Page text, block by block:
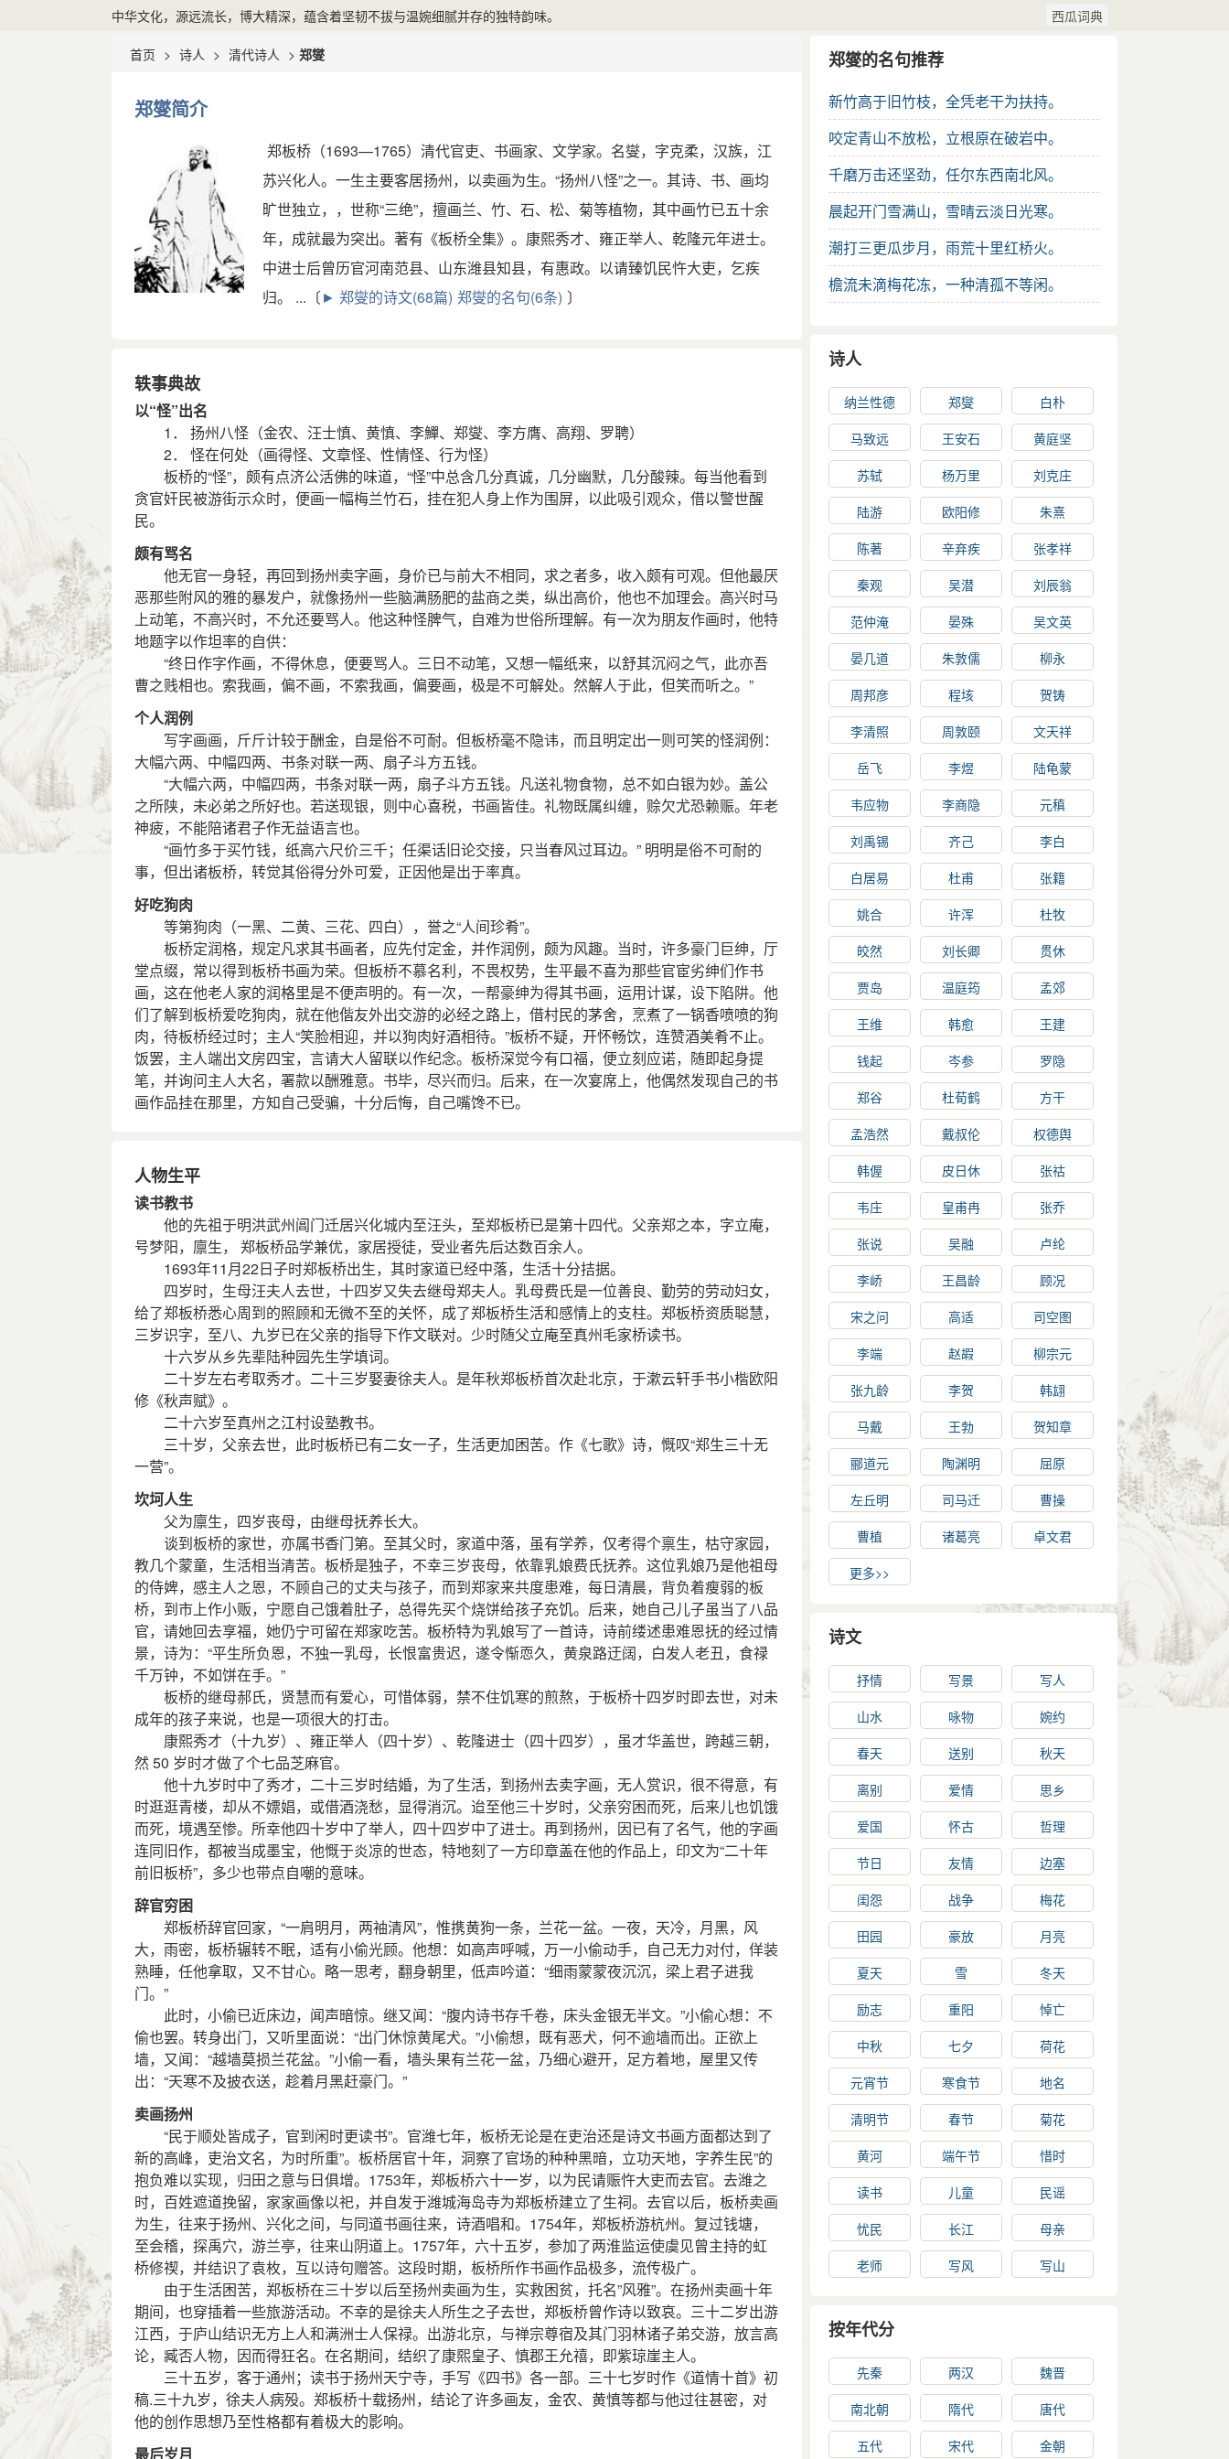
中华文化，源远流长，博大精深，蕴含着坚韧不拔与温婉细腻并存的独特韵味。 西瓜词典
首页 > 诗人 > 清代诗人 > 郑燮
郑燮简介
郑板桥（1693—1765）清代官吏、书画家、文学家。名燮，字克柔，汉族，江
苏兴化人。一生主要客居扬州，以卖画为生。“扬州八怪”之一。其诗、书、画均
旷世独立，，世称“三绝”，擅画兰、竹、石、松、菊等植物，其中画竹已五十余
年，成就最为突出。著有《板桥全集》。康熙秀才、雍正举人、乾隆元年进士。
中进士后曾历官河南范县、山东潍县知县，有惠政。以请臻饥民忤大吏，乞疾
归。 ...〔► 郑燮的诗文(68篇) 郑燮的名句(6条) 〕
轶事典故
以“怪”出名
1． 扬州八怪（金农、汪士慎、黄慎、李鱓、郑燮、李方膺、高翔、罗聘）
2． 怪在何处（画得怪、文章怪、性情怪、行为怪）
板桥的“怪”，颇有点济公活佛的味道，“怪”中总含几分真诚，几分幽默，几分酸辣。每当他看到
贪官奸民被游街示众时，便画一幅梅兰竹石，挂在犯人身上作为围屏，以此吸引观众，借以警世醒
民。
颇有骂名
他无官一身轻，再回到扬州卖字画，身价已与前大不相同，求之者多，收入颇有可观。但他最厌
恶那些附风的雅的暴发户，就像扬州一些脑满肠肥的盐商之类，纵出高价，他也不加理会。高兴时马
上动笔，不高兴时，不允还要骂人。他这种怪脾气，自难为世俗所理解。有一次为朋友作画时，他特
地题字以作坦率的自供：
“终日作字作画，不得休息，便要骂人。三日不动笔，又想一幅纸来，以舒其沉闷之气，此亦吾
曹之贱相也。索我画，偏不画，不索我画，偏要画，极是不可解处。然解人于此，但笑而听之。”
个人润例
写字画画，斤斤计较于酬金，自是俗不可耐。但板桥毫不隐讳，而且明定出一则可笑的怪润例：
大幅六两、中幅四两、书条对联一两、扇子斗方五钱。
“大幅六两，中幅四两，书条对联一两，扇子斗方五钱。凡送礼物食物，总不如白银为妙。盖公
之所陕，未必弟之所好也。若送现银，则中心喜税，书画皆佳。礼物既属纠缠，赊欠尤恐赖赈。年老
神疲，不能陪诸君子作无益语言也。
“画竹多于买竹钱，纸高六尺价三千；任渠话旧论交接，只当春风过耳边。” 明明是俗不可耐的
事，但出诸板桥，转觉其俗得分外可爱，正因他是出于率真。
好吃狗肉
等第狗肉（一黑、二黄、三花、四白），誉之“人间珍肴”。
板桥定润格，规定凡求其书画者，应先付定金，并作润例，颇为风趣。当时，许多豪门巨绅，厅
堂点缀，常以得到板桥书画为荣。但板桥不慕名利，不畏权势，生平最不喜为那些官宦劣绅们作书
画，这在他老人家的润格里是不便声明的。有一次，一帮豪绅为得其书画，运用计谋，设下陷阱。他
们了解到板桥爱吃狗肉，就在他偕友外出交游的必经之路上，借村民的茅舍，烹煮了一锅香喷喷的狗
肉，待板桥经过时；主人“笑脸相迎，并以狗肉好酒相待。”板桥不疑，开怀畅饮，连赞酒美肴不止。
饭罢，主人端出文房四宝，言请大人留联以作纪念。板桥深觉今有口福，便立刻应诺，随即起身提
笔，并询问主人大名，署款以酬雅意。书毕，尽兴而归。后来，在一次宴席上，他偶然发现自己的书
画作品挂在那里，方知自己受骗，十分后悔，自己嘴馋不已。
人物生平
读书教书
他的先祖于明洪武州阊门迁居兴化城内至汪头，至郑板桥已是第十四代。父亲郑之本，字立庵，
号梦阳，廪生， 郑板桥品学兼优，家居授徒，受业者先后达数百余人。
1693年11月22日子时郑板桥出生，其时家道已经中落，生活十分拮据。
四岁时，生母汪夫人去世，十四岁又失去继母郑夫人。乳母费氏是一位善良、勤劳的劳动妇女，
给了郑板桥悉心周到的照顾和无微不至的关怀，成了郑板桥生活和感情上的支柱。郑板桥资质聪慧，
三岁识字，至八、九岁已在父亲的指导下作文联对。少时随父立庵至真州毛家桥读书。
十六岁从乡先辈陆种园先生学填词。
二十岁左右考取秀才。二十三岁娶妻徐夫人。是年秋郑板桥首次赴北京，于漱云轩手书小楷欧阳
修《秋声赋》。
二十六岁至真州之江村设塾教书。
三十岁，父亲去世，此时板桥已有二女一子，生活更加困苦。作《七歌》诗，慨叹“郑生三十无
一营”。
坎坷人生
父为廪生，四岁丧母，由继母抚养长大。
谈到板桥的家世，亦属书香门第。至其父时，家道中落，虽有学养，仅考得个禀生，枯守家园，
教几个蒙童，生活相当清苦。板桥是独子，不幸三岁丧母，依靠乳娘费氏抚养。这位乳娘乃是他祖母
的侍婢，感主人之恩，不顾自己的丈夫与孩子，而到郑家来共度患难，每日清晨，背负着瘦弱的板
桥，到市上作小贩，宁愿自己饿着肚子，总得先买个烧饼给孩子充饥。后来，她自己儿子虽当了八品
官，请她回去享福，她仍宁可留在郑家吃苦。板桥特为乳娘写了一首诗，诗前缕述患难恩抚的经过情
景，诗为：“平生所负恩，不独一乳母，长恨富贵迟，遂令惭恧久，黄泉路迂阔，白发人老丑，食禄
千万钟，不如饼在手。”
板桥的继母郝氏，贤慧而有爱心，可惜体弱，禁不住饥寒的煎熬，于板桥十四岁时即去世，对未
成年的孩子来说，也是一项很大的打击。
康熙秀才（十九岁）、雍正举人（四十岁）、乾隆进士（四十四岁），虽才华盖世，跨越三朝，
然 50 岁时才做了个七品芝麻官。
他十九岁时中了秀才，二十三岁时结婚，为了生活，到扬州去卖字画，无人赏识，很不得意，有
时逛逛青楼，却从不嫖娼，或借酒浇愁，显得消沉。迨至他三十岁时，父亲穷困而死，后来儿也饥饿
而死，境遇至惨。所幸他四十岁中了举人，四十四岁中了进士。再到扬州，因已有了名气，他的字画
连同旧作，都被当成墨宝，他慨于炎凉的世态，特地刻了一方印章盖在他的作品上，印文为“二十年
前旧板桥”，多少也带点自嘲的意味。
辞官穷困
郑板桥辞官回家，“一肩明月，两袖清风”，惟携黄狗一条，兰花一盆。一夜，天冷，月黑，风
大，雨密，板桥辗转不眠，适有小偷光顾。他想：如高声呼喊，万一小偷动手，自己无力对付，佯装
熟睡，任他拿取，又不甘心。略一思考，翻身朝里，低声吟道：“细雨蒙蒙夜沉沉，梁上君子进我
门。”
此时，小偷已近床边，闻声暗惊。继又闻：“腹内诗书存千卷，床头金银无半文。”小偷心想：不
偷也罢。转身出门，又听里面说：“出门休惊黄尾犬。”小偷想，既有恶犬，何不逾墙而出。正欲上
墙，又闻：“越墙莫损兰花盆。”小偷一看，墙头果有兰花一盆，乃细心避开，足方着地，屋里又传
出：“天寒不及披衣送，趁着月黑赶豪门。”
卖画扬州
“民于顺处皆成子，官到闲时更读书”。官潍七年，板桥无论是在吏治还是诗文书画方面都达到了
新的高峰，吏治文名，为时所重”。板桥居官十年，洞察了官场的种种黑暗，立功天地，字养生民”的
抱负难以实现，归田之意与日俱增。1753年，郑板桥六十一岁，以为民请赈忤大吏而去官。去潍之
时，百姓遮道挽留，家家画像以祀，并自发于潍城海岛寺为郑板桥建立了生祠。去官以后，板桥卖画
为生，往来于扬州、兴化之间，与同道书画往来，诗酒唱和。1754年，郑板桥游杭州。复过钱塘，
至会稽，探禹穴，游兰亭，往来山阴道上。1757年，六十五岁，参加了两淮监运使虞见曾主持的虹
桥修禊，并结识了袁枚，互以诗句赠答。这段时期，板桥所作书画作品极多，流传极广。
由于生活困苦，郑板桥在三十岁以后至扬州卖画为生，实救困贫，托名”风雅”。在扬州卖画十年
期间，也穿插着一些旅游活动。不幸的是徐夫人所生之子去世，郑板桥曾作诗以致哀。三十二岁出游
江西，于庐山结识无方上人和满洲士人保禄。出游北京，与禅宗尊宿及其门羽林诸子弟交游，放言高
论，臧否人物，因而得狂名。在名期间，结织了康熙皇子、慎郡王允禧，即紫琼崖主人。
三十五岁，客于通州；读书于扬州天宁寺，手写《四书》各一部。三十七岁时作《道情十首》初
稿.三十九岁，徐夫人病殁。郑板桥十载扬州，结论了许多画友，金农、黄慎等都与他过往甚密，对
他的创作思想乃至性格都有着极大的影响。
最后岁月
郑燮的名句推荐
新竹高于旧竹枝，全凭老干为扶持。
咬定青山不放松，立根原在破岩中。
千磨万击还坚劲，任尔东西南北风。
晨起开门雪满山，雪晴云淡日光寒。
潮打三更瓜步月，雨荒十里红桥火。
檐流未滴梅花冻，一种清孤不等闲。
诗人
纳兰性德 郑燮
白朴
马致远
王安石
黄庭坚
苏轼
杨万里
刘克庄
陆游
欧阳修
朱熹
陈著
辛弃疾
张孝祥
秦观
吴潜
刘辰翁
范仲淹
晏殊
吴文英
晏几道
朱敦儒
柳永
周邦彦
程垓
贺铸
李清照
周敦颐
文天祥
岳飞
李煜
陆龟蒙
韦应物
李商隐
元稹
刘禹锡
齐己
李白
白居易
杜甫
张籍
姚合
许浑
杜牧
皎然
刘长卿
贯休
贾岛
温庭筠
孟郊
王维
韩愈
王建
钱起
岑参
罗隐
郑谷
杜荀鹤
方干
孟浩然
戴叔伦
权德舆
韩偓
皮日休
张祜
韦庄
皇甫冉
张乔
张说
吴融
卢纶
李峤
王昌龄
顾况
宋之问
高适
司空图
李端
赵嘏
柳宗元
张九龄
李贺
韩翃
马戴
王勃
贺知章
郦道元
陶渊明
屈原
左丘明
司马迁
曹操
曹植
诸葛亮
卓文君
更多>>
诗文
抒情 写景
写人
山水
咏物
婉约
春天
送别
秋天
离别
爱情
思乡
爱国
怀古
哲理
节日
友情
边塞
闺怨
战争
梅花
田园
豪放
月亮
夏天
雪
冬天
励志
重阳
悼亡
中秋
七夕
荷花
元宵节
寒食节
地名
清明节
春节
菊花
黄河
端午节
惜时
读书
儿童
民谣
忧民
长江
母亲
老师
写风 写山
按年代分
先秦 两汉
魏晋
南北朝
隋代
唐代
五代
宋代
金朝